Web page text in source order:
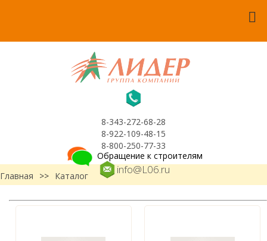
8-343-272-68-28
8-922-109-48-15
8-800-250-77-33
info@L06.ru
Обращение к строителям
Главная
>> Каталог